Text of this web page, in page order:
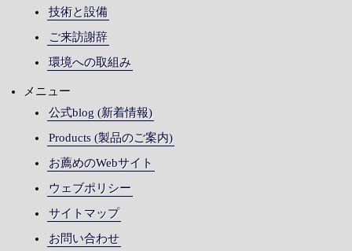
技術と設備
ご来訪謝辞
環境への取組み
メニュー
公式blog (新着情報)
Products (製品のご案内)
お薦めのWebサイト
ウェブポリシー
サイトマップ
お問い合わせ